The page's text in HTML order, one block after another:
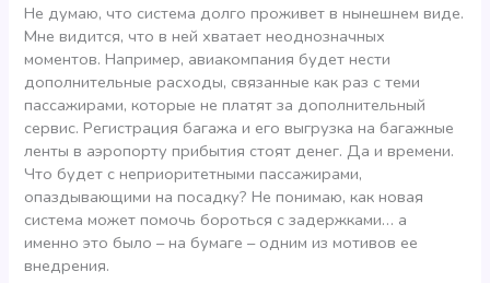
Не думаю, что система долго проживет в нынешнем виде.
Мне видится, что в ней хватает неоднозначных
моментов. Например, авиакомпания будет нести
дополнительные расходы, связанные как раз с теми
пассажирами, которые не платят за дополнительный
сервис. Регистрация багажа и его выгрузка на багажные
ленты в аэропорту прибытия стоят денег. Да и времени.
Что будет с неприоритетными пассажирами,
опаздывающими на посадку? Не понимаю, как новая
система может помочь бороться с задержками… а
именно это было – на бумаге – одним из мотивов ее
внедрения.